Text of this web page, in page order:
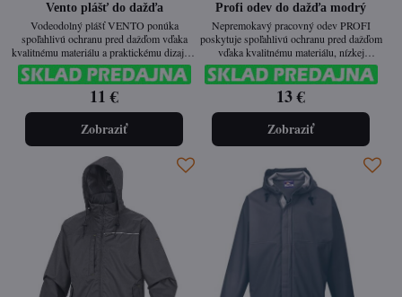
Vento plášť do dažďa
Vodeodolný plášť VENTO ponúka
spoľahlivú ochranu pred dažďom vďaka
kvalitnému materiálu a praktickému dizajnu.
S integrovanou kapucňou a prelepenými
švami poskytuje vysoký komfort aj v
nepriaznivom počasí.
11 €
Zobraziť
Profi odev do dažďa modrý
Nepremokavý pracovný odev PROFI
poskytuje spoľahlivú ochranu pred dažďom
vďaka kvalitnému materiálu, nízkej
hmotnosti a prepracovaným detailom.
Reflexné prvky zvyšujú viditeľnosť v
zhoršených svetelných podmienkach
13 €
Zobraziť